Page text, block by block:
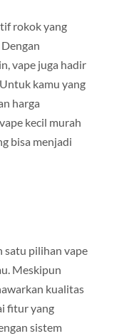
rokok yang
vape juga hadir
kamu yang
harga
kecil murah
bisa menjadi
satu pilihan vape
Meskipun
kualitas
fitur yang
sistem